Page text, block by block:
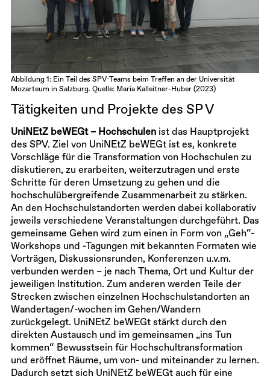
Abbildung 1: Ein Teil des SPV-Teams beim Treffen an der Universität
Mozarteum in Salzburg. Quelle: Maria Kalleitner-Huber (2023)
Tätigkeiten und Projekte des SP V
UniNEtZ beWEGt – Hochschulen ist das Hauptprojekt
des SPV. Ziel von UniNEtZ beWEGt ist es, konkrete
Vorschläge für die Transformation von Hochschulen zu
diskutieren, zu erarbeiten, weiterzutragen und erste
Schritte für deren Umsetzung zu gehen und die
hochschulübergreifende Zusammenarbeit zu stärken.
An den Hochschulstandorten werden dabei kollaborativ
jeweils verschiedene Veranstaltungen durchgeführt. Das
gemeinsame Gehen wird zum einen in Form von „Geh“-
Workshops und -Tagungen mit bekannten Formaten wie
Vorträgen, Diskussionsrunden, Konferenzen u.v.m.
verbunden werden – je nach Thema, Ort und Kultur der
jeweiligen Institution. Zum anderen werden Teile der
Strecken zwischen einzelnen Hochschulstandorten an
Wandertagen/-wochen im Gehen/Wandern
zurückgelegt. UniNEtZ beWEGt stärkt durch den
direkten Austausch und im gemeinsamen „ins Tun
kommen“ Bewusstsein für Hochschultransformation
und eröffnet Räume, um von- und miteinander zu lernen.
Dadurch setzt sich UniNEtZ beWEGt auch für eine